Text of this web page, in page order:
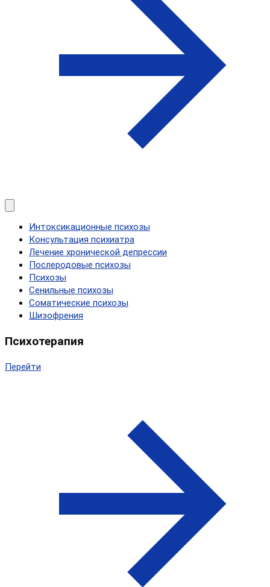
Интоксикационные психозы
Консультация психиатра
Лечение хронической депрессии
Послеродовые психозы
Психозы
Сенильные психозы
Соматические психозы
Шизофрения
Психотерапия
Перейти